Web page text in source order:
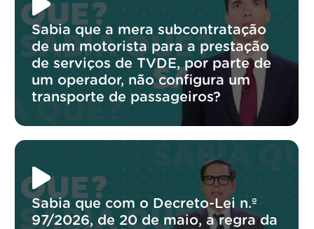
Sabia que a mera subcontratação
de um motorista para a prestação
de serviços de TVDE, por parte de
um operador, não configura um
transporte de passageiros?
Sabia que com o Decreto-Lei n.º
97/2026, de 20 de maio, a regra da